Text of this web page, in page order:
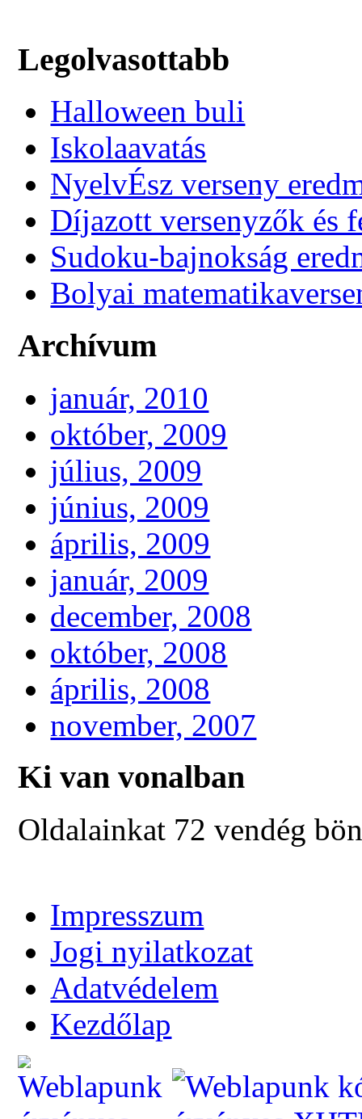
Legolvasottabb
Halloween buli
Iskolaavatás
NyelvÉsz verseny
Díjazott versenyzők és
Sudoku-bajnokság
Bolyai
Archívum
január, 2010
október, 2009
július, 2009
június, 2009
április, 2009
január, 2009
december, 2008
október, 2008
április, 2008
november, 2007
Ki van vonalban
Oldalainkat 72 vendég
Impresszum
Jogi nyilatkozat
Adatvédelem
Kezdőlap